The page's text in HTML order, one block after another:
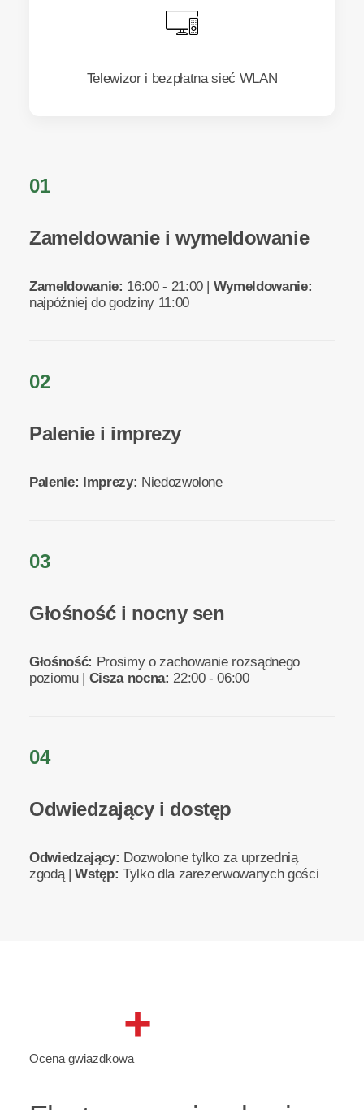
Telewizor i bezpłatna sieć WLAN
01
Zameldowanie i wymeldowanie
Zameldowanie: 16:00 - 21:00 | Wymeldowanie:
najpóźniej do godziny 11:00
02
Palenie i imprezy
Palenie: Imprezy: Niedozwolone
03
Głośność i nocny sen
Głośność: Prosimy o zachowanie rozsądnego
poziomu | Cisza nocna: 22:00 - 06:00
04
Odwiedzający i dostęp
Odwiedzający: Dozwolone tylko za uprzednią
zgodą |Wstęp: Tylko dla zarezerwowanych gości
+
Ocena gwiazdkowa